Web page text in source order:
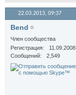
22.03.2013, 09:37
Bend
Член сообщества
Регистрация
11.09.2008
Сообщений
2,549